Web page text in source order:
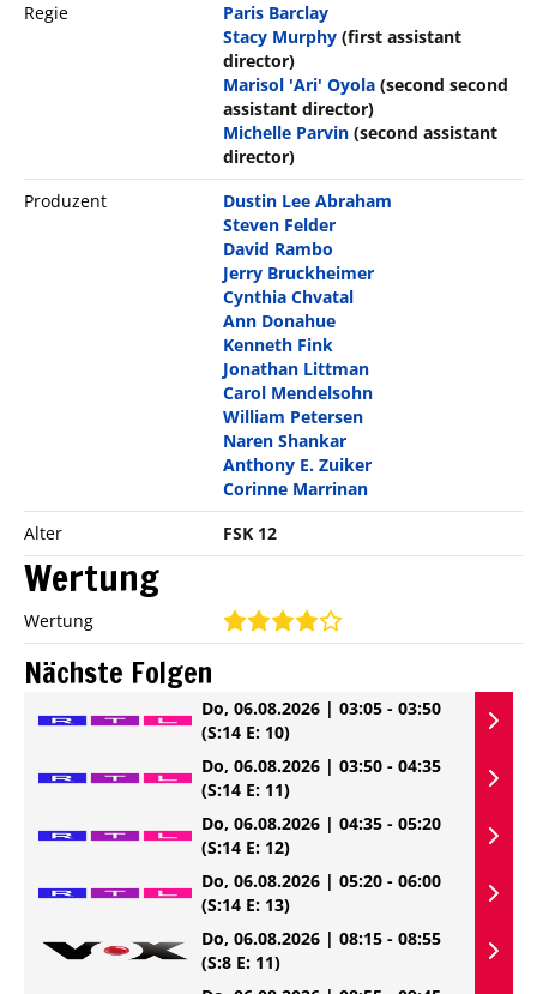
Regie
Paris Barclay
Stacy Murphy (first assistant
director)
Marisol 'Ari' Oyola (second second
assistant director)
Michelle Parvin (second assistant
director)
Produzent
Dustin Lee Abraham
Steven Felder
David Rambo
Jerry Bruckheimer
Cynthia Chvatal
Ann Donahue
Kenneth Fink
Jonathan Littman
Carol Mendelsohn
William Petersen
Naren Shankar
Anthony E. Zuiker
Corinne Marrinan
Alter
FSK 12
Wertung
Wertung
Nächste Folgen
Do, 06.08.2026 | 03:05 - 03:50
(S:14 E: 10)
Do, 06.08.2026 | 03:50 - 04:35
(S:14 E: 11)
Do, 06.08.2026 | 04:35 - 05:20
(S:14 E: 12)
Do, 06.08.2026 | 05:20 - 06:00
(S:14 E: 13)
Do, 06.08.2026 | 08:15 - 08:55
(S:8 E: 11)